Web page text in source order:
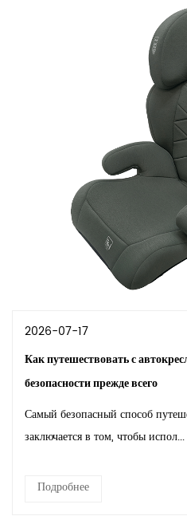
2026-07-17
Как путешествовать с
безопасности прежде всего
Самый безопасный способ путешествовать с автокреслом
заключается в том, чтобы испол...
Подробнее